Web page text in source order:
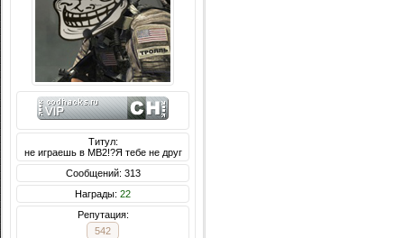
Титул:
не играешь в МВ2!?Я тебе не друг
Сообщений: 313
Награды: 22
Репутация:
542